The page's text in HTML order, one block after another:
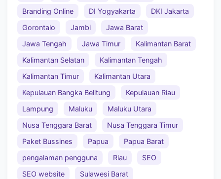
Branding Online
DI Yogyakarta
DKI Jakarta
Gorontalo
Jambi
Jawa Barat
Jawa Tengah
Jawa Timur
Kalimantan Barat
Kalimantan Selatan
Kalimantan Tengah
Kalimantan Timur
Kalimantan Utara
Kepulauan Bangka Belitung
Kepulauan Riau
Lampung
Maluku
Maluku Utara
Nusa Tenggara Barat
Nusa Tenggara Timur
Paket Bussines
Papua
Papua Barat
pengalaman pengguna
Riau
SEO
SEO website
Sulawesi Barat